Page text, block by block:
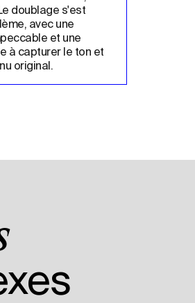
doublage s'est
avec une
et une
à capturer le ton et
original.